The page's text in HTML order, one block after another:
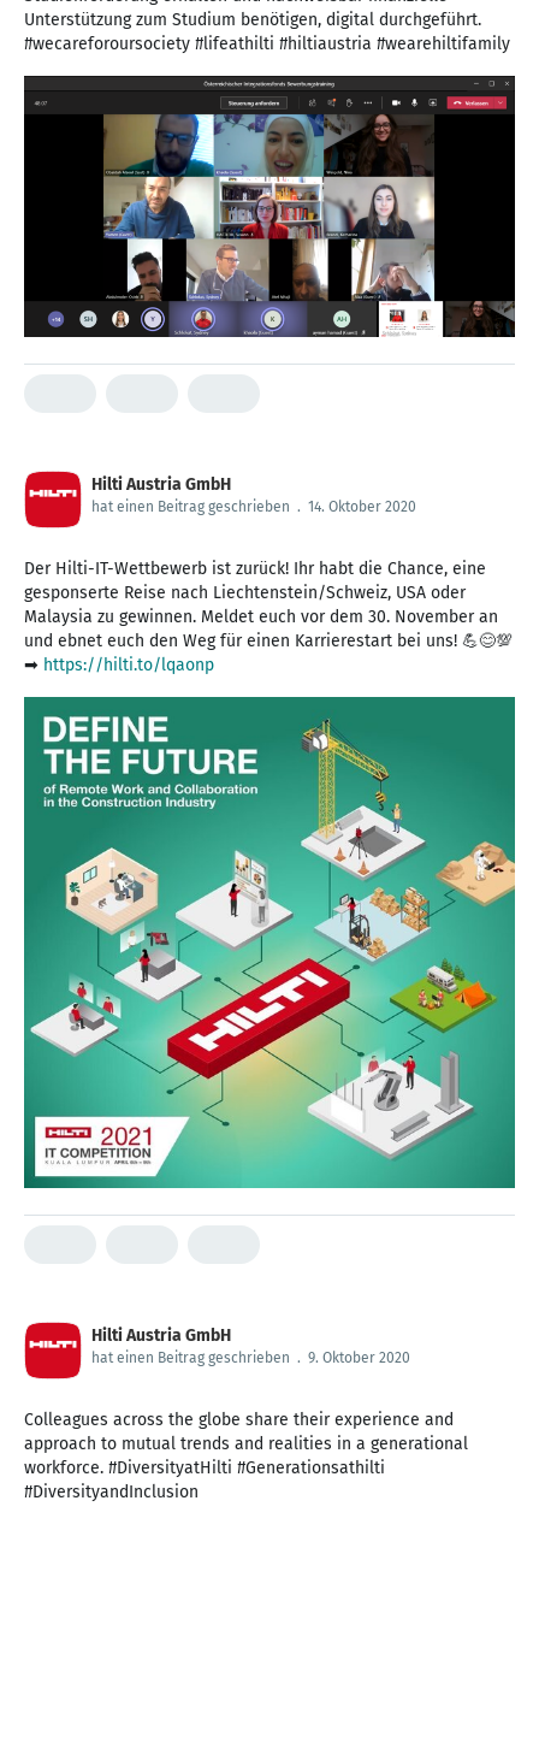
Unterstützung zum Studium benötigen, digital durchgeführt.
#wecareforoursociety #lifeathilti #hiltiaustria #wearehiltifamily
Hilti Austria GmbH
hat einen Beitrag geschrieben . 14. Oktober 2020
Der Hilti-IT-Wettbewerb ist zurück! Ihr habt die Chance, eine
gesponserte Reise nach Liechtenstein/Schweiz, USA oder
Malaysia zu gewinnen. Meldet euch vor dem 30. November an
und ebnet euch den Weg für einen Karrierestart bei uns! 💪😊💯
➡ https://hilti.to/lqaonp
Hilti Austria GmbH
hat einen Beitrag geschrieben . 9. Oktober 2020
Colleagues across the globe share their experience and
approach to mutual trends and realities in a generational
workforce. #DiversityatHilti #Generationsathilti
#DiversityandInclusion